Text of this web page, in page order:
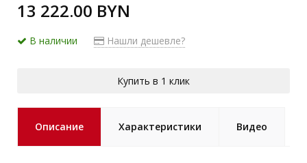
13 222.00 BYN
В наличии Нашли дешевле?
Купить в 1 клик
Описание Характеристики Видео